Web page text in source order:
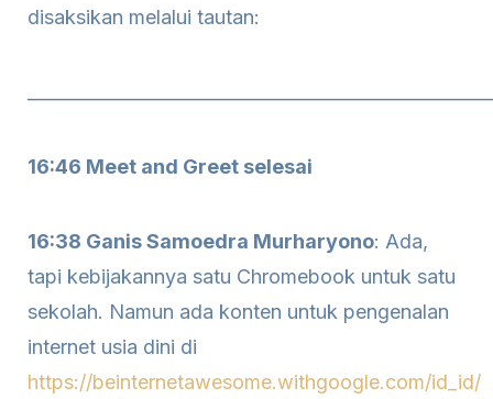
disaksikan melalui tautan:
16:46 Meet and Greet selesai
16:38 Ganis Samoedra Murharyono: Ada,
tapi kebijakannya satu Chromebook untuk satu
sekolah. Namun ada konten untuk pengenalan
internet usia dini di
https://beinternetawesome.withgoogle.com/id_id/